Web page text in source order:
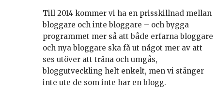
Till 2014 kommer vi ha en prisskillnad mellan
bloggare och inte bloggare – och bygga
programmet mer så att både erfarna bloggare
och nya bloggare ska få ut något mer av att
ses utöver att träna och umgås,
bloggutveckling helt enkelt, men vi stänger
inte ute de som inte har en blogg.